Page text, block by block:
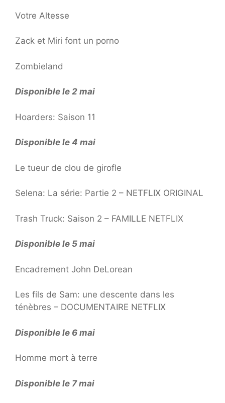
Votre Altesse
Zack et Miri font un porno
Zombieland
Disponible le 2 mai
Hoarders: Saison 11
Disponible le 4 mai
Le tueur de clou de girofle
Selena: La série: Partie 2 – NETFLIX ORIGINAL
Trash Truck: Saison 2 – FAMILLE NETFLIX
Disponible le 5 mai
Encadrement John DeLorean
Les fils de Sam: une descente dans les
ténèbres – DOCUMENTAIRE NETFLIX
Disponible le 6 mai
Homme mort à terre
Disponible le 7 mai